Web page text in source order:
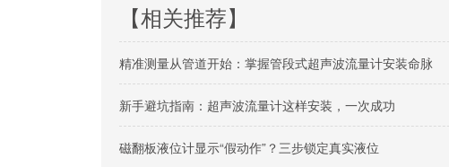
【相关推荐】
精准测量从管道开始：掌握管段式超声波流量计安装命脉
新手避坑指南：超声波流量计这样安装，一次成功
磁翻板液位计显示“假动作”？三步锁定真实液位